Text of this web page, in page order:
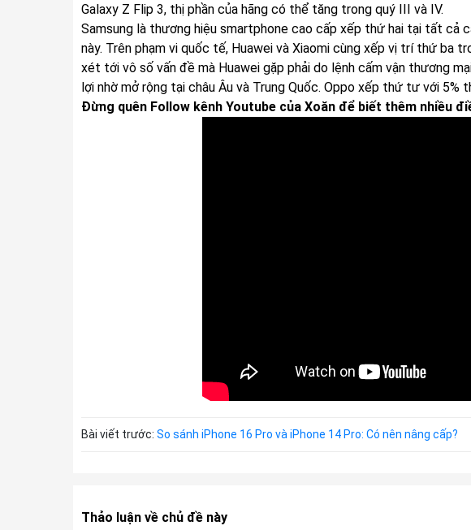
Galaxy Z Flip 3, thị phần của hãng có thể tăng trong quý III và IV.
Samsung là thương hiệu smartphone cao cấp xếp thứ hai tại tất cả
này. Trên phạm vi quốc tế, Huawei và Xiaomi cùng xếp vị trí thứ ba
xét tới vô số vấn đề mà Huawei gặp phải do lệnh cấm vận thương
lợi nhờ mở rộng tại châu Âu và Trung Quốc. Oppo xếp thứ tư với 5%
Đừng quên Follow kênh Youtube của Xoăn để biết thêm nhiều
Bài viết trước: So sánh iPhone 16 Pro và iPhone 14 Pro: Có nên nâng cấp?
Thảo luận về chủ đề này